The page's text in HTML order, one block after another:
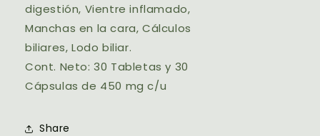
digestión, Vientre inflamado,
Manchas en la cara, Cálculos
biliares, Lodo biliar.
Cont. Neto: 30 Tabletas y 30
Cápsulas de 450 mg c/u
Share